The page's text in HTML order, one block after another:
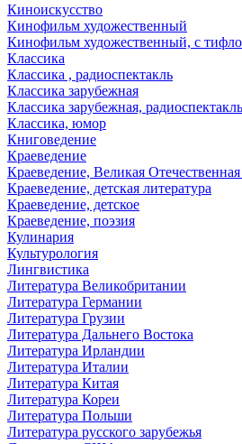
Киноискусство
Кинофильм художественный
Кинофильм художественный, с
Классика
Классика , радиоспектакль
Классика зарубежная
Классика зарубежная, радиоспектакль
Классика, юмор
Книговедение
Краеведение
Краеведение, Великая
Краеведение, детская литература
Краеведение, детское
Краеведение, поэзия
Кулинария
Культурология
Лингвистика
Литература Великобритании
Литература Германии
Литература Грузии
Литература Дальнего Востока
Литература Ирландии
Литература Италии
Литература Китая
Литература Кореи
Литература Польши
Литература русского зарубежья